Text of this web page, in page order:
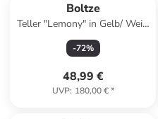
Boltze
Teller "Lemony" in Gelb/ Weiß
- (L)39 x (B)31 cm
-72%
48,99 €
UVP: 180,00 €*